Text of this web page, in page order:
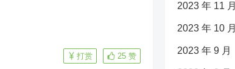
25 赞
打赏
2023 年 11 月
2023 年 10 月
2023 年 9 月